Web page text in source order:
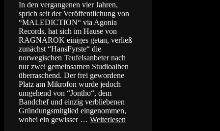
In den vergangenen vier Jahren,
sprich seit der Veröffentlichung von
“MALEDICTION“ via Agonia
Records, hat sich im Hause von
RAGNAROK einiges getan, verließ
zunächst “HansFyrste“ die
norwegischen Teufelsanbeter nach
nur zwei gemeinsamen Studioalben
überraschend. Der frei gewordene
Platz am Mikrofon wurde jedoch
umgehend von “Jontho“, dem
Bandchef und einzig verbliebenen
Gründungsmitglied eingenommen,
wobei ein gewisser … Weiterlesen